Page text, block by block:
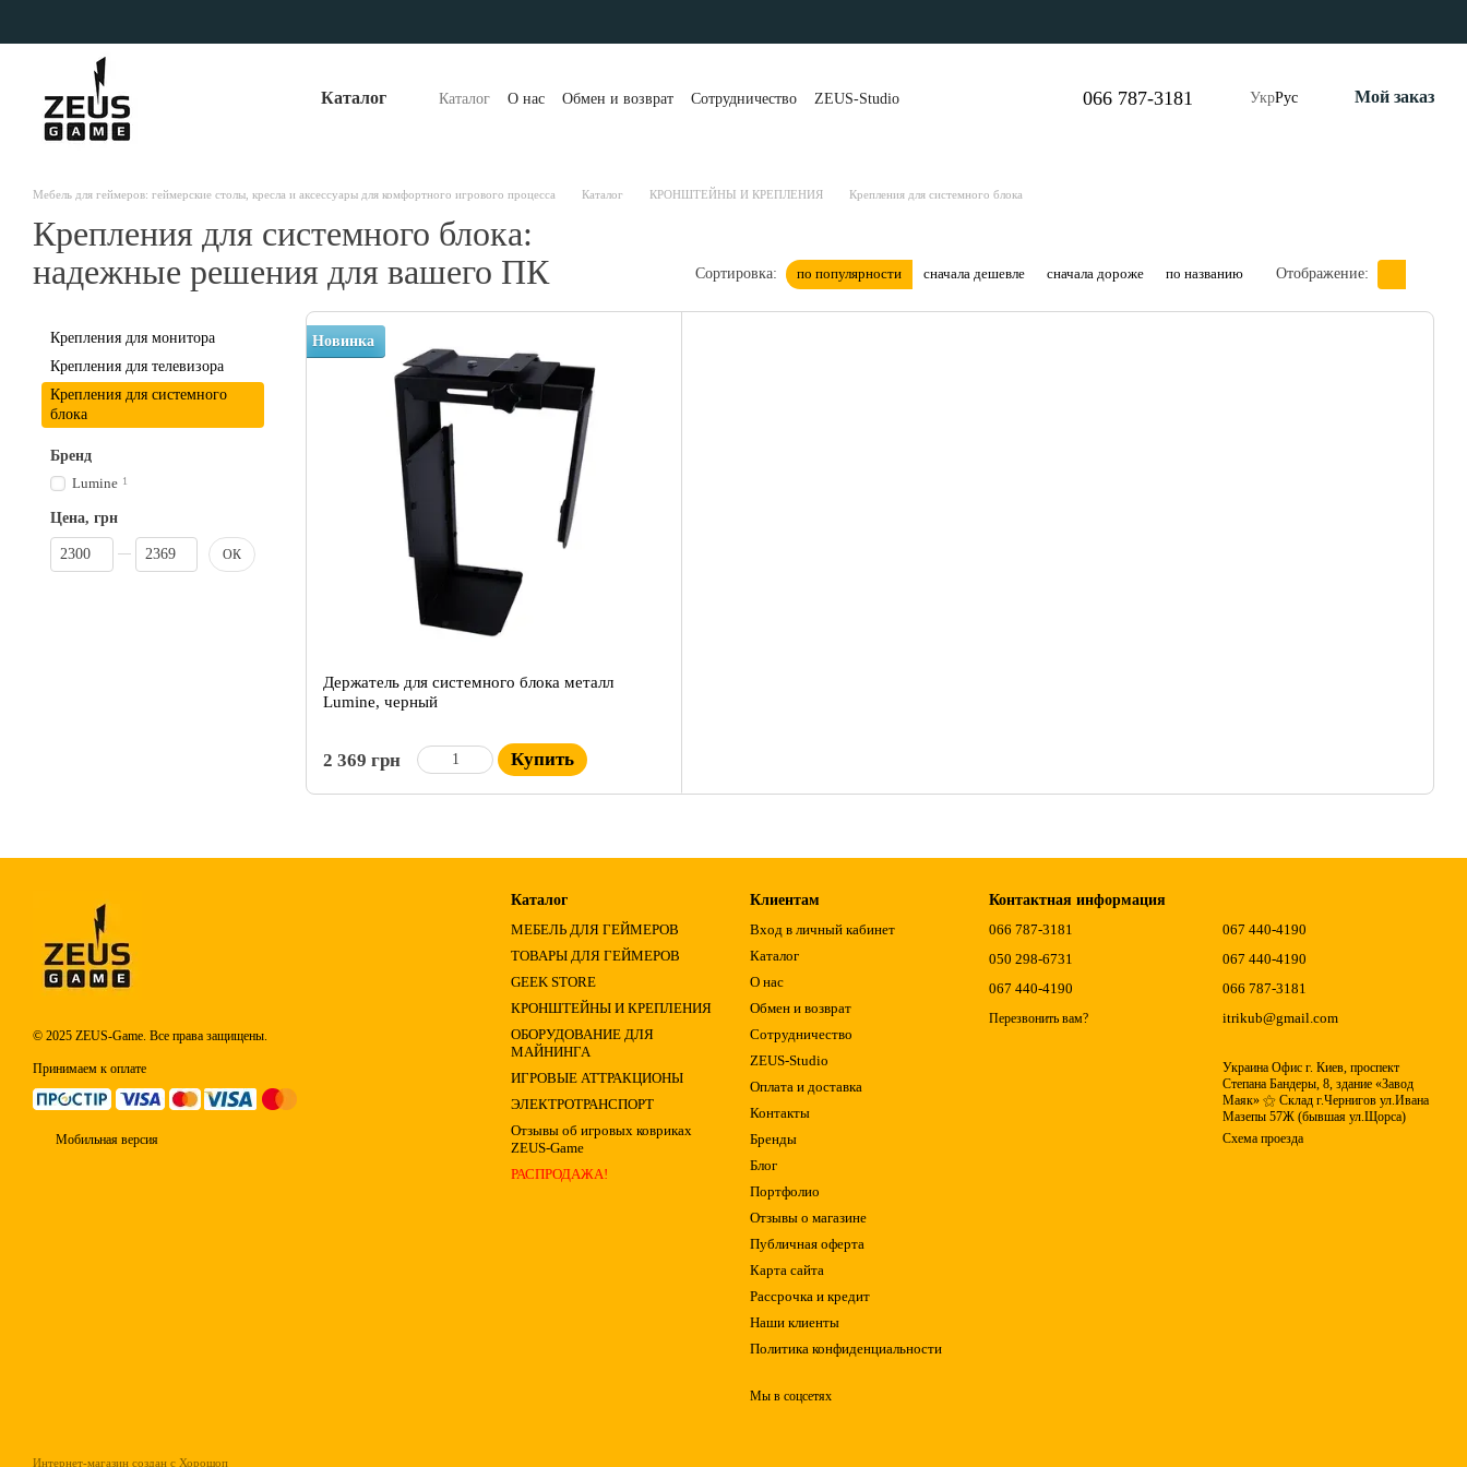
Каталог Каталог О нас Обмен и возврат Сотрудничество
ZEUS-Studio
066 787-3181 УкрРус Мой заказ
Мебель для геймеров: геймерские столы, кресла и аксессуары для комфортного игрового процесса Каталог КРОНШТЕЙНЫ И КРЕПЛЕНИЯ Крепления для системного блока
Крепления для системного блока:
надежные решения для вашего ПК
Сортировка: по популярности сначала дешевле сначала дороже по названию Отображение:
Новинка
Держатель для системного блока металл
Lumine, черный
2 369 грн Купить
Крепления для монитора
Крепления для телевизора
Крепления для системного
блока
Бренд
Lumine 1
Цена, грн
От Цена, грн
До Цена, грн
ОК
© 2025 ZEUS-Game. Все права защищены.
Принимаем к оплате
Мобильная версия
Интернет-магазин создан с Хорошоп
Каталог
МЕБЕЛЬ ДЛЯ ГЕЙМЕРОВ
ТОВАРЫ ДЛЯ ГЕЙМЕРОВ
GEEK STORE
КРОНШТЕЙНЫ И КРЕПЛЕНИЯ
ОБОРУДОВАНИЕ ДЛЯ
МАЙНИНГА
ИГРОВЫЕ АТТРАКЦИОНЫ
ЭЛЕКТРОТРАНСПОРТ
Отзывы об игровых ковриках
ZEUS-Game
РАСПРОДАЖА!
Клиентам
Вход в личный кабинет
Каталог
О нас
Обмен и возврат
Сотрудничество
ZEUS-Studio
Оплата и доставка
Контакты
Бренды
Блог
Портфолио
Отзывы о магазине
Публичная оферта
Карта сайта
Рассрочка и кредит
Наши клиенты
Политика конфиденциальности
Мы в соцсетях
Контактная информация
066 787-3181
050 298-6731
067 440-4190
Перезвонить вам?
067 440-4190
067 440-4190
066 787-3181
itrikub@gmail.com
Украина Офис г. Киев, проспект
Степана Бандеры, 8, здание «Завод
Маяк» ⚝ Склад г.Чернигов ул.Ивана
Мазепы 57Ж (бывшая ул.Щорса)
Схема проезда